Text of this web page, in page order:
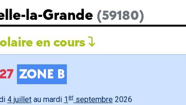
la-Grande (59180)
en cours
ZONE B
4 juilletau mardi 1 erseptembre 2026